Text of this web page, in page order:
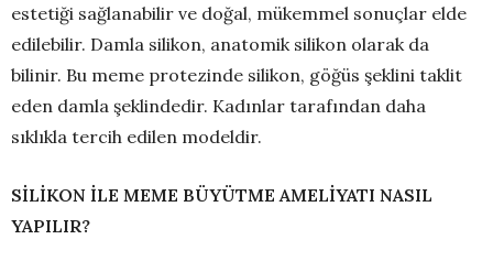
estetiği sağlanabilir ve doğal, mükemmel sonuçlar elde
edilebilir. Damla silikon, anatomik silikon olarak da
bilinir. Bu meme protezinde silikon, göğüs şeklini taklit
eden damla şeklindedir. Kadınlar tarafından daha
sıklıkla tercih edilen modeldir.
SİLİKON İLE MEME BÜYÜTME AMELİYATI NASIL
YAPILIR?